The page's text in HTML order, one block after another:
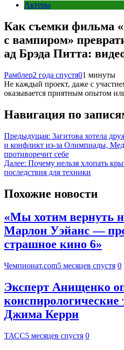
Актеры
Как съемки фильма
с вампиром»
ад Брэда Питта:
Рамблер2 года спустя01 минуты
Не каждый проект, даже с
оказывается приятным опытом
Навигация по
Предыдущая: Загитова хотела
и конфликт из-за Олимпиады,
противоречит себе
Далее: Почему нельзя хлопать
последствия для техники
Похожие новости
«Мы хотим вернуть
Марлон Уэйанс —
страшное кино 6»
Чемпионат.com5 месяцев спустя 0
Эксперт Анищенко
конспирологические
Джима Керри
ТАСС5 месяцев спустя 0